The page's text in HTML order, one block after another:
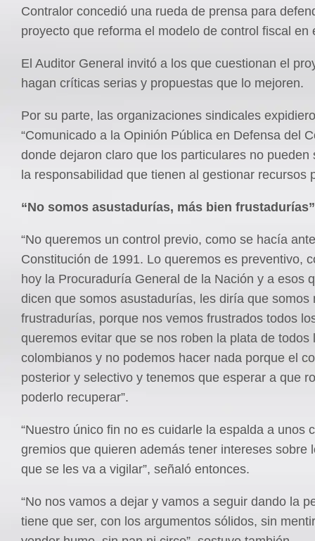
Contralor concedió una rueda de prensa para
proyecto que reforma el modelo de control fiscal en
El Auditor General invitó a los que cuestionan el
hagan críticas serias y propuestas que lo mejoren.
Por su parte, las organizaciones sindicales
“Comunicado a la Opinión Pública en Defensa del
donde dejaron claro que los particulares no pueden
la responsabilidad que tienen al gestionar recursos
“No somos asustadurías, más bien frustadurías”
“No queremos un control previo, como se hacía
Constitución de 1991. Lo queremos es preventivo,
hoy la Procuraduría General de la Nación y a esos
dicen que somos asustadurías, les diría que somos
frustradurías, porque nos vemos frustrados todos
queremos evitar que se nos roben la plata de todos
colombianos y no podemos hacer nada porque el
posterior y selectivo y tenemos que esperar a que
poderlo recuperar”.
“Nuestro único fin no es cuidarle la espalda a unos
gremios que quieren además tener intereses sobre
que se les va a vigilar”, señaló entonces.
“No nos vamos a dejar y vamos a seguir dando la
tiene que ser, con los argumentos sólidos, sin